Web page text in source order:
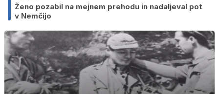
Ženo pozabil na mejnem prehodu in nadaljeval pot
v Nemčijo